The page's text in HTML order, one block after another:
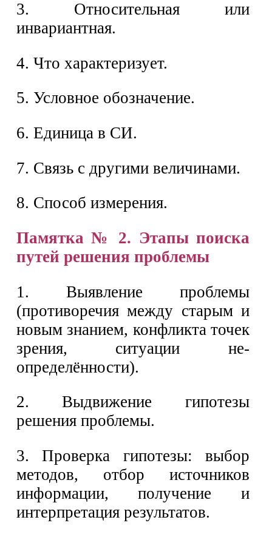
3. Относительная или
инвариантная.
4. Что характеризует.
5. Условное обозначение.
6. Единица в СИ.
7. Связь с другими величинами.
8. Способ измерения.
Памятка № 2. Этапы поиска
путей решения проблемы
1. Выявление проблемы
(противоречия между старым и
новым знанием, конфликта точек
зрения, ситуации не-
определённости).
2. Выдвижение гипотезы
решения проблемы.
3. Проверка гипотезы: выбор
методов, отбор источников
информации, получение и
интерпретация результатов.